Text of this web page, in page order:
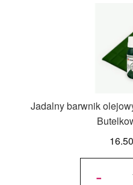
Jadalny barwnik
-
ilość
olejowy
Food